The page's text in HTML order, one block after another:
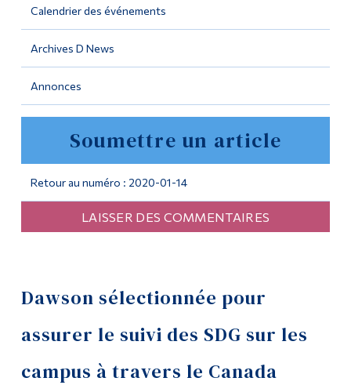
Calendrier des événements
Archives D News
Annonces
Soumettre un article
Retour au numéro : 2020-01-14
LAISSER DES COMMENTAIRES
Dawson sélectionnée pour
assurer le suivi des SDG sur les
campus à travers le Canada
Outils
Programmes
Formation continue
Admissions
Qui vous êtes
Étudiants actuels
personnel administratif